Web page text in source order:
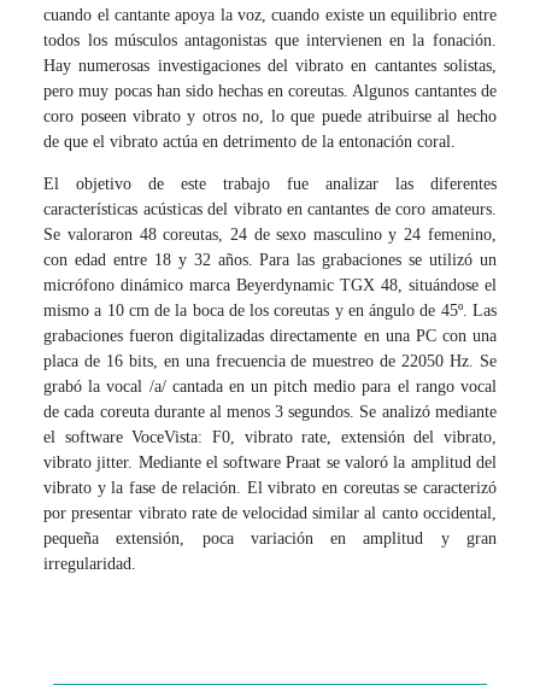
cuando el cantante apoya la voz, cuando existe un equilibrio entre
todos los músculos antagonistas que intervienen en la fonación.
Hay numerosas investigaciones del vibrato en cantantes solistas,
pero muy pocas han sido hechas en coreutas. Algunos cantantes de
coro poseen vibrato y otros no, lo que puede atribuirse al hecho
de que el vibrato actúa en detrimento de la entonación coral.
El objetivo de este trabajo fue analizar las diferentes
características acústicas del vibrato en cantantes de coro amateurs.
Se valoraron 48 coreutas, 24 de sexo masculino y 24 femenino,
con edad entre 18 y 32 años. Para las grabaciones se utilizó un
micrófono dinámico marca Beyerdynamic TGX 48, situándose el
mismo a 10 cm de la boca de los coreutas y en ángulo de 45º. Las
grabaciones fueron digitalizadas directamente en una PC con una
placa de 16 bits, en una frecuencia de muestreo de 22050 Hz. Se
grabó la vocal /a/ cantada en un pitch medio para el rango vocal
de cada coreuta durante al menos 3 segundos. Se analizó mediante
el software VoceVista: F0, vibrato rate, extensión del vibrato,
vibrato jitter. Mediante el software Praat se valoró la amplitud del
vibrato y la fase de relación. El vibrato en coreutas se caracterizó
por presentar vibrato rate de velocidad similar al canto occidental,
pequeña extensión, poca variación en amplitud y gran
irregularidad.